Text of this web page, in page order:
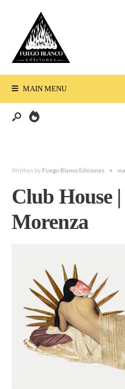
MAIN MENU
Written by Fuego Blanco Ediciones •
Club House
Morenza